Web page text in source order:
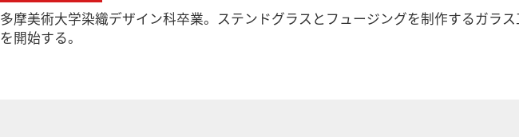
多摩美術大学染織デザイン科卒業。ステンドグラスとフュージングを制作するガラ
を開始する。